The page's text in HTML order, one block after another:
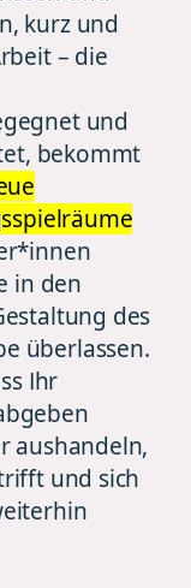
kurz und
– die
und
bekommt
in den
des
überlassen.
Ihr
aushandeln,
und sich